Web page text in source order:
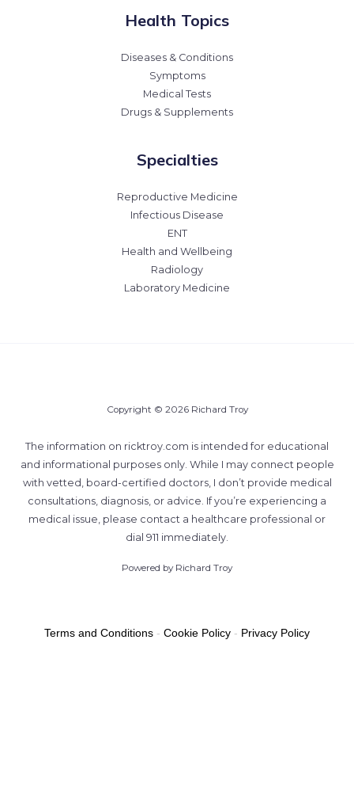
Health Topics
Diseases & Conditions
Symptoms
Medical Tests
Drugs & Supplements
Specialties
Reproductive Medicine
Infectious Disease
ENT
Health and Wellbeing
Radiology
Laboratory Medicine
Copyright © 2026 Richard Troy
The information on ricktroy.com is intended for educational
and informational purposes only. While I may connect people
with vetted, board-certified doctors, I don’t provide medical
consultations, diagnosis, or advice. If you’re experiencing a
medical issue, please contact a healthcare professional or
dial 911 immediately.
Powered by Richard Troy
Terms and Conditions - Cookie Policy - Privacy Policy